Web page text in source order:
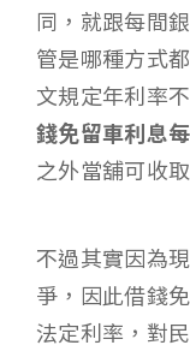
同，就跟每間
管是哪種方式
文規定年利率
錢免留車利息
之外當舖可收
不過其實因為
爭，因此借錢
法定利率，對